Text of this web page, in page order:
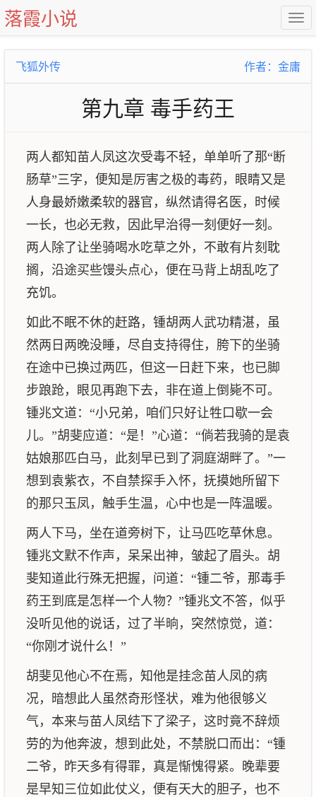
落霞小说
飞狐外传 作者：金庸
第九章 毒手药王
两人都知苗人凤这次受毒不轻，单单听了那“断
肠草”三字，便知是厉害之极的毒药，眼睛又是
人身最娇嫩柔软的器官，纵然请得名医，时候
一长，也必无救，因此早治得一刻便好一刻。
两人除了让坐骑喝水吃草之外，不敢有片刻耽
搁，沿途买些馒头点心，便在马背上胡乱吃了
充饥。
如此不眠不休的赶路，锺胡两人武功精湛，虽
然两日两晚没睡，尽自支持得住，胯下的坐骑
在途中已换过两匹，但这一日赶下来，也已脚
步踉跄，眼见再跑下去，非在道上倒毙不可。
锺兆文道：“小兄弟，咱们只好让牲口歇一会
儿。”胡斐应道：“是！”心道：“倘若我骑的是袁
姑娘那匹白马，此刻早已到了洞庭湖畔了。”一
想到袁紫衣，不自禁探手入怀，抚摸她所留下
的那只玉凤，触手生温，心中也是一阵温暖。
两人下马，坐在道旁树下，让马匹吃草休息。
锺兆文默不作声，呆呆出神，皱起了眉头。胡
斐知道此行殊无把握，问道：“锺二爷，那毒手
药王到底是怎样一个人物？”锺兆文不答，似乎
没听见他的说话，过了半晌，突然惊觉，道：
“你刚才说什么！”
胡斐见他心不在焉，知他是挂念苗人凤的病
况，暗想此人虽然奇形怪状，难为他很够义
气，本来与苗人凤结下了梁子，这时竟不辞烦
劳的为他奔波，想到此处，不禁脱口而出：“锺
二爷，昨天多有得罪，真是惭愧得紧。晚辈要
是早知三位如此仗义，便有天大的胆子，也不